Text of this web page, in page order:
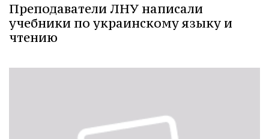
Преподаватели ЛНУ написали
учебники по украинскому языку и
чтению